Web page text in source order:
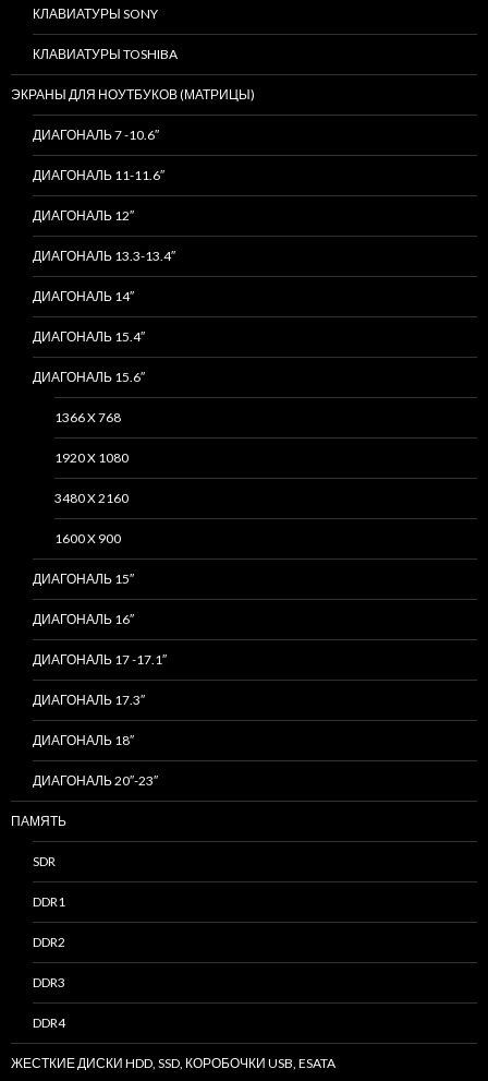
КЛАВИАТУРЫ SONY
КЛАВИАТУРЫ TOSHIBA
ЭКРАНЫ ДЛЯ НОУТБУКОВ (МАТРИЦЫ)
ДИАГОНАЛЬ 7 -10.6″
ДИАГОНАЛЬ 11-11.6″
ДИАГОНАЛЬ 12″
ДИАГОНАЛЬ 13.3-13.4″
ДИАГОНАЛЬ 14″
ДИАГОНАЛЬ 15.4″
ДИАГОНАЛЬ 15.6″
1366 X 768
1920 X 1080
3480 X 2160
1600 X 900
ДИАГОНАЛЬ 15″
ДИАГОНАЛЬ 16″
ДИАГОНАЛЬ 17 -17.1″
ДИАГОНАЛЬ 17.3″
ДИАГОНАЛЬ 18″
ДИАГОНАЛЬ 20″-23″
ПАМЯТЬ
SDR
DDR1
DDR2
DDR3
DDR4
ЖЕСТКИЕ ДИСКИ HDD, SSD, КОРОБОЧКИ USB, ESATA